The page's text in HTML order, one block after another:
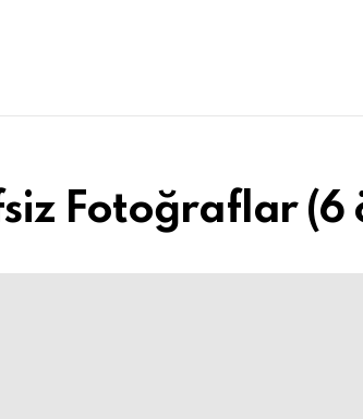
Fotoğraflar (6